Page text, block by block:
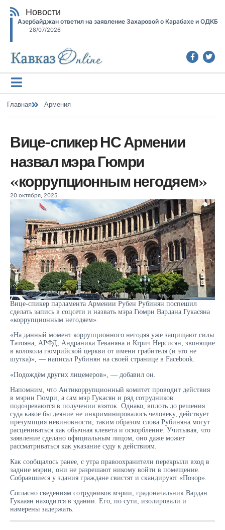
Новости
Азербайджан ответил на заявление Захаровой о Карабахе и ОДКБ
28/07/2026
Главная Армения
Вице-спикер НС Армении
назвал мэра Гюмри
«коррупционным негодяем»
20 октября, 2025
Вице-спикер парламента Армении Рубен Рубинян поспешил
сделать запись в соцсети и назвать мэра Гюмри Вардана Гукасяна
«коррупционным негодяем».
«На данный момент коррупционного негодяя уже защищают силы
Татояна, АРФД, Андраника Теваняна и Ктрич Нерсисян, звонящие
в колокола гюмрийской церкви от имени грабителя (и это не
шутка)», — написал Рубинян на своей странице в Facebook.
«Подождём других лицемеров», — добавил он.
Напомним, что Антикоррупционный комитет проводит действия
в мэрии Гюмри, а сам мэр Гукасян и ряд сотрудников
подозреваются в получении взяток. Однако, вплоть до решения
суда какое бы деяние не инкриминировалось человеку, действует
презумпция невиновности, таким образом слова Рубиняна могут
расцениваться как обычная клевета и оскорбление. Учитывая, что
заявление сделано официальным лицом, оно даже может
рассматриваться как указание суду к действиям.
Как сообщалось ранее, с утра правоохранители перекрыли вход в
задние мэрии, они не разрешают никому войти в помещение.
Собравшиеся у здания граждане свистят и скандируют «Позор».
Согласно сведениям сотрудников мэрии, градоначальник Вардан
Гукааян находится в здании. Его, по сути, изолировали и
намерены задержать.